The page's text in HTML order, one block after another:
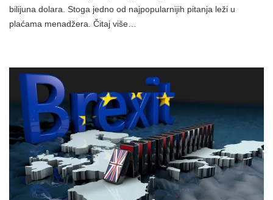
bilijuna dolara. Stoga jedno od najpopularnijih pitanja leži u
plaćama menadžera. Čitaj više…